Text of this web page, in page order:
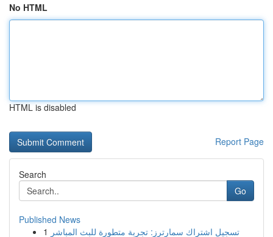
No HTML
HTML is disabled
Report Page
Search
Go
Published News
1 تسجيل اشتراك سمارترز: تجربة متطورة للبث المباشر